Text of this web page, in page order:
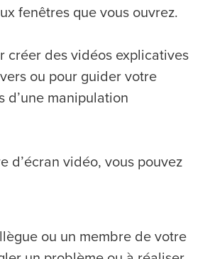
fenêtres que vous ouvrez.
créer des vidéos explicatives
ou pour guider votre
d’une manipulation
d’écran vidéo, vous pouvez
ou un membre de votre